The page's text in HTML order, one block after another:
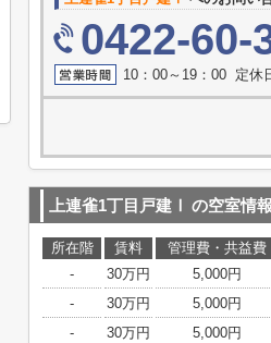
0422-60-
10：00～19：00 定休
上連雀1丁目戸建Ⅰ の空室情報
所在階 賃料 管理費・共益費
-
30万円 5,000円
-
30万円 5,000円
-
30万円 5,000円